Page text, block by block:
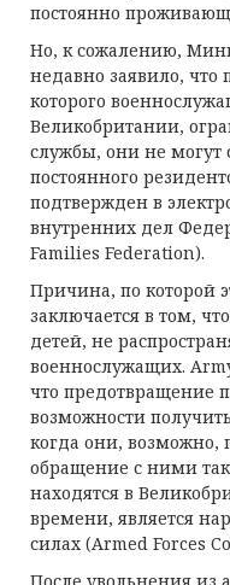
постоянно
Но, к сожалению,
недавно заявило, что
которого
Великобритании,
службы, они не могут
постоянного
подтвержден в
внутренних дел
Families Federation).
Причина, по которой
заключается в том,
детей, не
военнослужащих.
что предотвращение
возможности
когда они, возможно,
обращение с ними
находятся в
времени, является
силах (Armed Forces